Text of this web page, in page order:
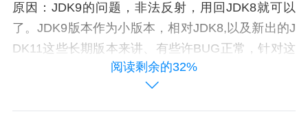
原因：JDK9的问题，非法反射，用回JDK8就可以
了。JDK9版本作为小版本，相对JDK8,以及新出的J
DK11这些长期版本来讲、有些许BUG正常，针对这
个问题，我看了官方社区，有给出答案说是在未来
可能对该问题进行优化处理，并不影响使用；
阅读剩余的32%